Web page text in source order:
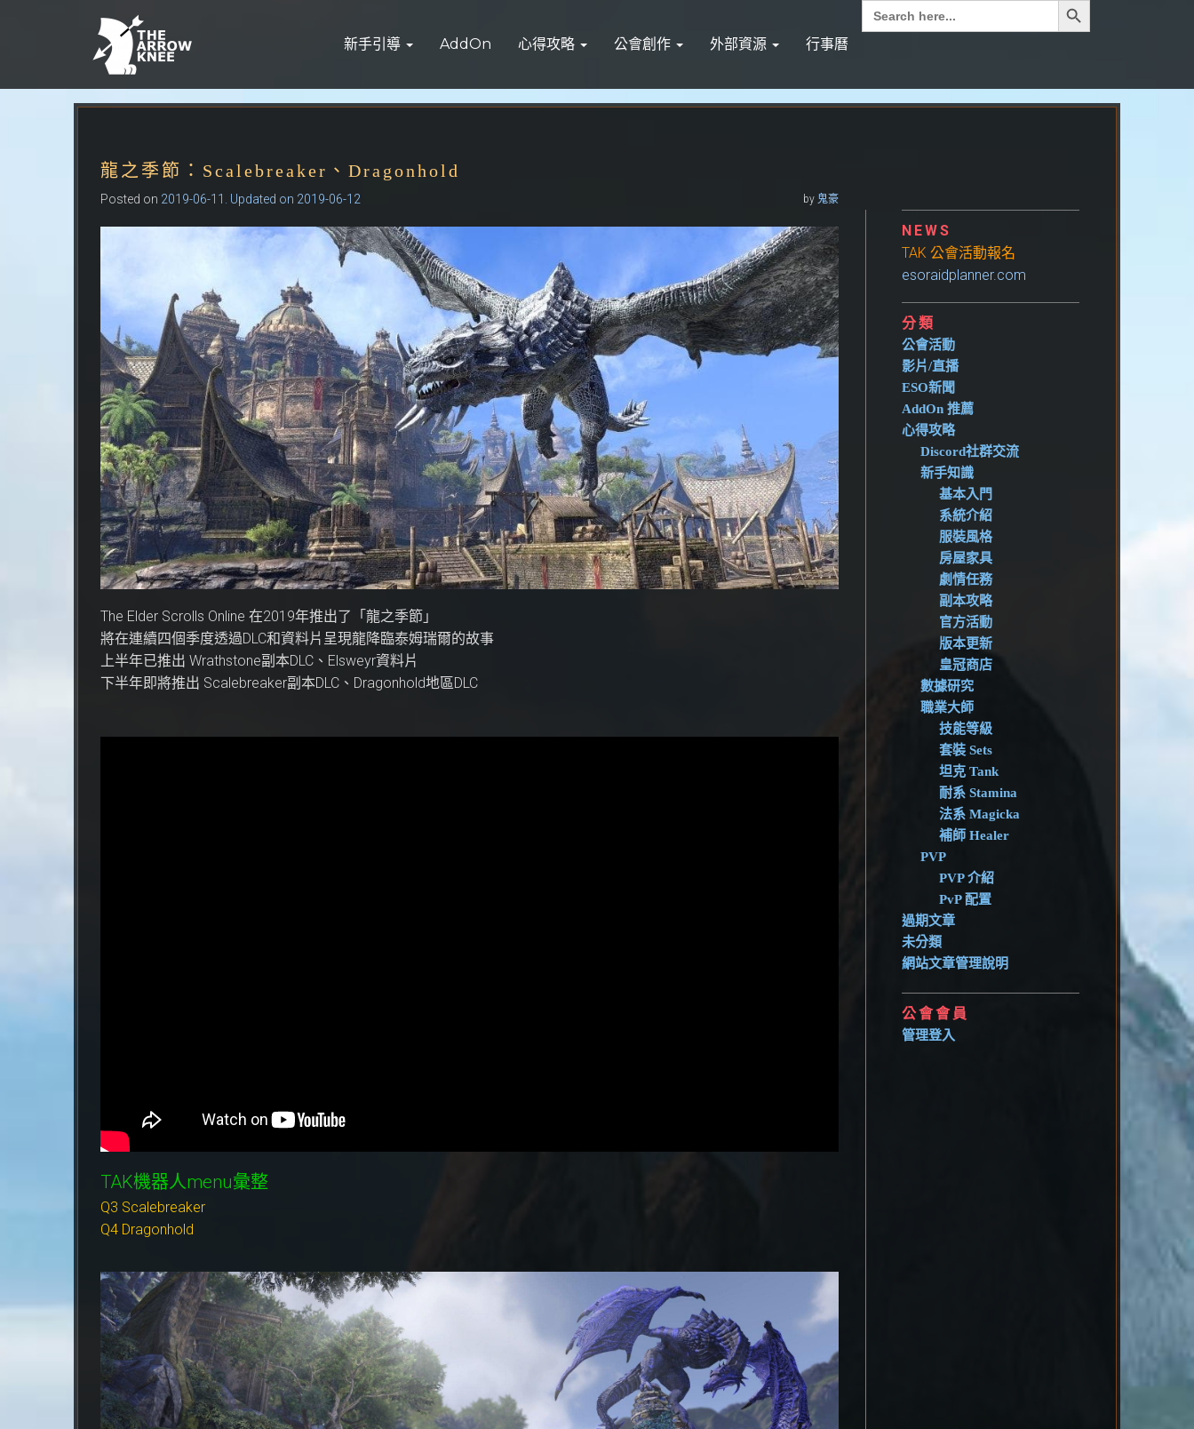
新手引導 AddOn 心得攻略 公會創作 外部資源 行事曆
Search
for:
龍之季節：Scalebreaker、Dragonhold
Posted on 2019-06-11 . Updated on 2019-06-12 by 鬼豪
The Elder Scrolls Online 在2019年推出了「龍之季節」
將在連續四個季度透過DLC和資料片呈現龍降臨泰姆瑞爾的故事
上半年已推出 Wrathstone副本DLC、Elsweyr資料片
下半年即將推出 Scalebreaker副本DLC、Dragonhold地區DLC
TAK機器人menu彙整
Q3 Scalebreaker
Q4 Dragonhold
NEWS
TAK 公會活動報名
esoraidplanner.com
分類
公會活動
影片/直播
ESO新聞
AddOn 推薦
心得攻略
Discord社群交流
新手知識
基本入門
系統介紹
服裝風格
房屋家具
劇情任務
副本攻略
官方活動
版本更新
皇冠商店
數據研究
職業大師
技能等級
套裝 Sets
坦克 Tank
耐系 Stamina
法系 Magicka
補師 Healer
PVP
PVP 介紹
PvP 配置
過期文章
未分類
網站文章管理說明
公會會員
管理登入